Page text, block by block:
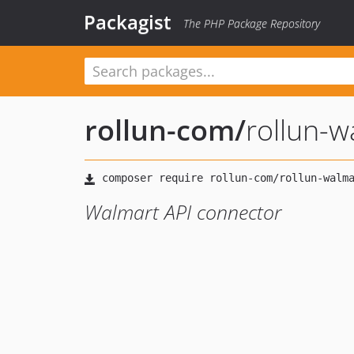
Packagist The PHP Package Repository
rollun-com/rollun-
Walmart API connector